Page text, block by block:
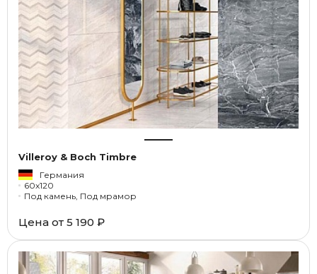
Villeroy & Boch Timbre
Германия
60x120
Под камень, Под мрамор
Цена от 5 190 ₽